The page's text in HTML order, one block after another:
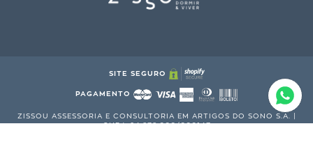
SITE SEGURO
PAGAMENTO
ZISSOU ASSESSORIA E CONSULTORIA EM ARTIGOS DO SONO S.A. |
CNPJ: 24.878.066/000147